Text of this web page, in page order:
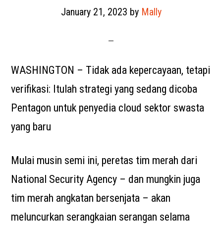
January 21, 2023 by Mally
WASHINGTON – Tidak ada kepercayaan, tetapi
verifikasi: Itulah strategi yang sedang dicoba
Pentagon untuk penyedia cloud sektor swasta
yang baru
Mulai musin semi ini, peretas tim merah dari
National Security Agency – dan mungkin juga
tim merah angkatan bersenjata – akan
meluncurkan serangkaian serangan selama